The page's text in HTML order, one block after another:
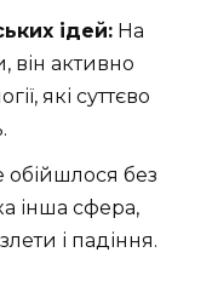
ідей: На
він активно
які суттєво
обійшлося без
інша сфера,
і падіння.